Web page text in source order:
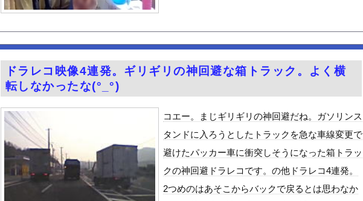
【画像】森高千里(55) 「ミニスカートはとてもムリよ若い子には負けるわ」←ワイらに...
ガチの釣り初心者なんやが、始めるまでのロードマップ教えてくれ
女性インフルエンサー「20歳でアルファード一括で買えちゃう私って素敵」→画像にアレが...
友廣南実アナ 海に落ちてパンツが透けてしまうハプニング！！【GIF動画あり】
道の駅に野菜や果物出荷してるんやけど「こういうの欲しい」とかある？
井上晴美、乳首ヘアヌードや濡れ場おっぱいがエロ過ぎる！人生最後のラスト写真集、最高！...
【画像】ネギに豚バラを巻いて焼いただけの料理、なぜかグロいｗｗｗｗｗ
天下一品とかいう定期的に行っては「こんなもんか…」ってなるラーメン屋wwwwwww
【ディズニー】高級ホテルでお馴染みのホテルミラコスタさん 値上げして改悪していたこと...
【動画】移民受け入れ派のパヨおば、自分の家に来られたら全力で拒否るｗｗｗｗｗｗｗｗｗ...
グラドル後藤まつりと至近距離でイチャイチャできる新作イメビが出たぞ！
ドラレコ映像4連発。ギリギリの神回避な箱トラック。よく横
転しなかったな(°_°)
コエー。まじギリギリの神回避だね。ガソリンス
タンドに入ろうとしたトラックを急な車線変更で
避けたパッカー車に衝突しそうになった箱トラッ
クの神回避ドラレコです。の他ドラレコ4連発。
2つめのはあそこからバックで戻るとは思わなか